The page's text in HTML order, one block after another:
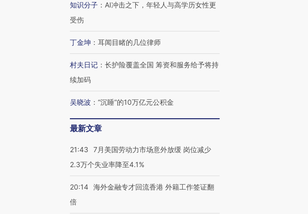
知识分子 ： AI冲击之下，年轻人与高学历女性更
受伤
丁金坤 ： 耳闻目睹的几位律师
村夫日记 ： 长护险覆盖全国 筹资和服务给予将持
续加码
吴晓波 ： “沉睡”的10万亿元公积金
最新文章
21:43
7月美国劳动力市场意外放缓 岗位减少
2.3万个失业率降至4.1%
20:14 海外金融专才回流香港 外籍工作签证翻
倍